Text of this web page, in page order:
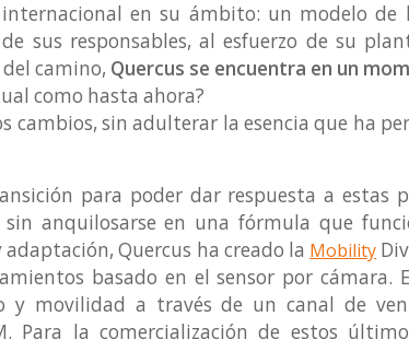
internacional en su ámbito: un modelo
sus responsables, al esfuerzo de su
camino, Quercus se encuentra en un
como hasta ahora?
cambios, sin adulterar la esencia que ha
para poder dar respuesta a estas
anquilosarse en una fórmula que
adaptación, Quercus ha creado la Mobility
basado en el sensor por cámara.
y movilidad a través de un canal de
Para la comercialización de estos